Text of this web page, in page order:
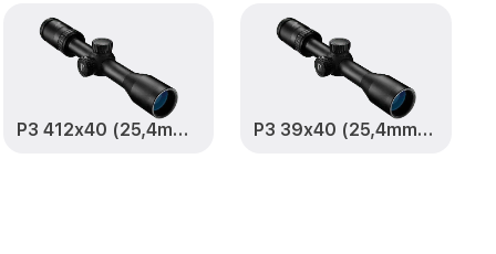
AO
Заказать
BDC
от 1250₽ Заказать
(25,4mm)
P3 412x40 (25,4mm) BDC P3 39x40 (25,4mm) BDC